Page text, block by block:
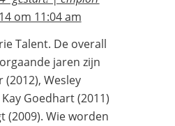
om 11:04 am
Talent. De overall
jaren zijn
Wesley
Goedhart (2011)
(2009). Wie worden